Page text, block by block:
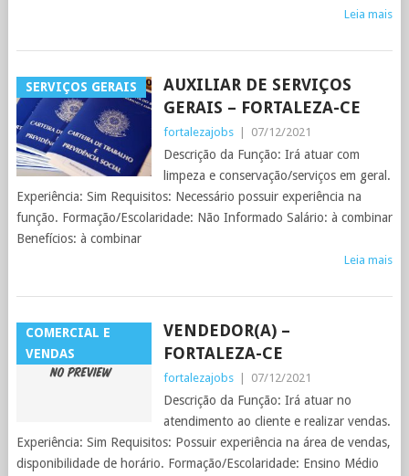
Leia mais
SERVIÇOS GERAIS
AUXILIAR DE SERVIÇOS
GERAIS – FORTALEZA-CE
fortalezajobs 07/12/2021
Descrição da Função: Irá atuar com
limpeza e conservação/serviços em geral.
Experiência: Sim Requisitos: Necessário possuir experiência na
função. Formação/Escolaridade: Não Informado Salário: à combinar
Benefícios: à combinar
Leia mais
COMERCIAL E
VENDAS
VENDEDOR(A) –
FORTALEZA-CE
fortalezajobs 07/12/2021
Descrição da Função: Irá atuar no
atendimento ao cliente e realizar vendas.
Experiência: Sim Requisitos: Possuir experiência na área de vendas,
disponibilidade de horário. Formação/Escolaridade: Ensino Médio